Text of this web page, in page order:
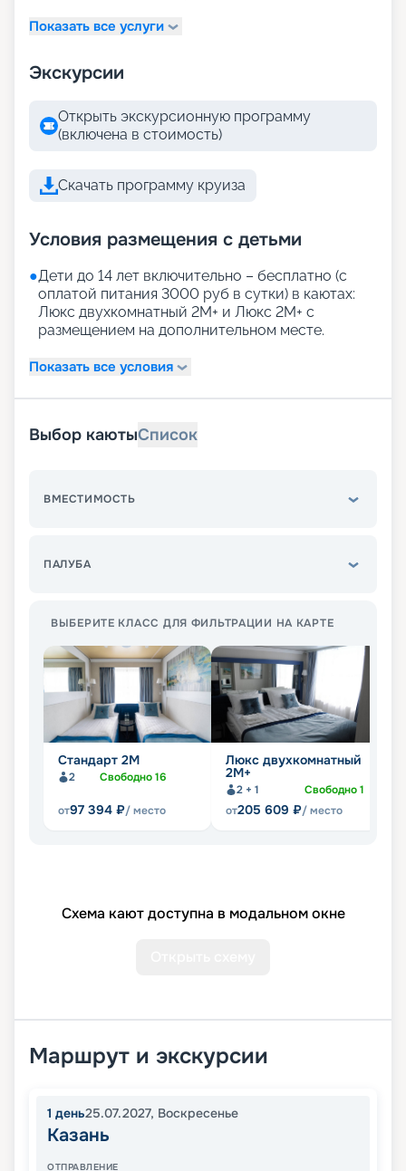
Показать все услуги
Экскурсии
Открыть экскурсионную программу
(включена в стоимость)
Скачать программу круиза
Условия размещения с детьми
●Дети до 14 лет включительно – бесплатно (с
оплатой питания 3000 руб в сутки) в каютах:
Люкс двухкомнатный 2М+ и Люкс 2М+ с
размещением на дополнительном месте.
Показать все условия
Выбор каютыСписок
ВМЕСТИМОСТЬ
ПАЛУБА
ВЫБЕРИТЕ КЛАСС ДЛЯ ФИЛЬТРАЦИИ НА КАРТЕ
Стандарт 2M
2 Свободно16
от97 394 ₽/ место
Люкс двухкомнатный
2М+
2 + 1 Свободно1
от205 609 ₽/ место
Схема кают доступна в модальном окне
Маршрут и экскурсии
1 день25.07.2027, Воскресенье
Казань
ОТПРАВЛЕНИЕ